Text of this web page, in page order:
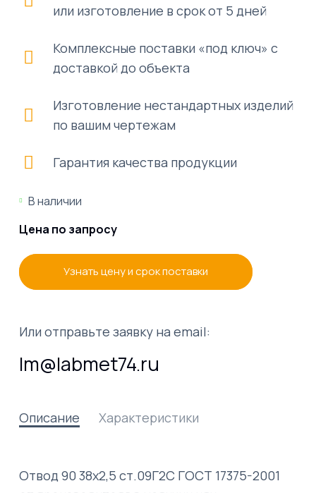
или изготовление в срок от 5 дней
Комплексные поставки «под ключ» с
доставкой до объекта
Изготовление нестандартных изделий
по вашим чертежам
Гарантия качества продукции
В наличии
Цена по запросу
Узнать цену и срок поставки
Или отправьте заявку на email:
lm@labmet74.ru
Описание Характеристики
Отвод 90 38х2,5 ст.09Г2С ГОСТ 17375-2001